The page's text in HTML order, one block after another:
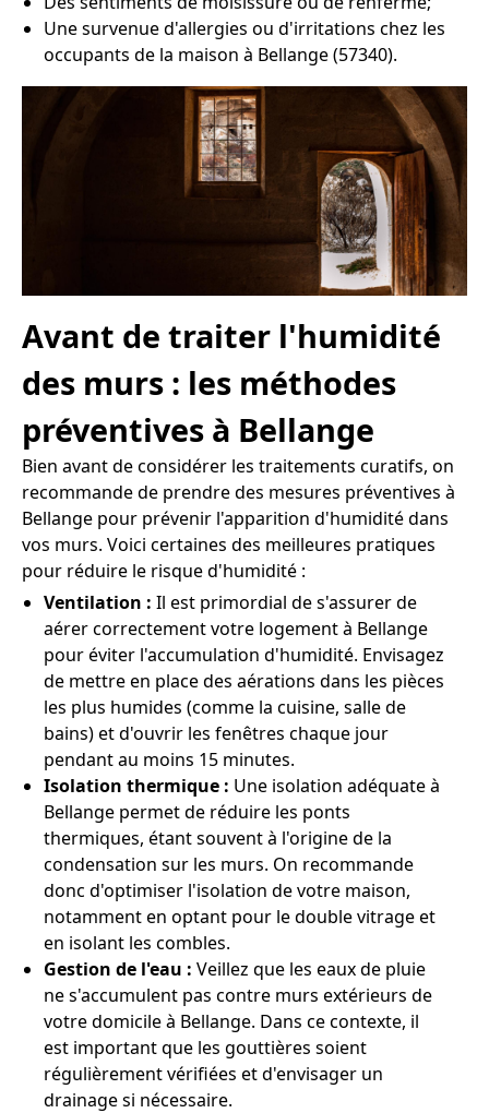
Une survenue d'allergies ou d'irritations chez les
occupants de la maison à Bellange (57340).
Avant de traiter l'humidité
des murs : les méthodes
préventives à Bellange
Bien avant de considérer les traitements curatifs, on
recommande de prendre des mesures préventives à
Bellange pour prévenir l'apparition d'humidité dans
vos murs. Voici certaines des meilleures pratiques
pour réduire le risque d'humidité :
Ventilation : Il est primordial de s'assurer de
aérer correctement votre logement à Bellange
pour éviter l'accumulation d'humidité. Envisagez
de mettre en place des aérations dans les pièces
les plus humides (comme la cuisine, salle de
bains) et d'ouvrir les fenêtres chaque jour
pendant au moins 15 minutes.
Isolation thermique : Une isolation adéquate à
Bellange permet de réduire les ponts
thermiques, étant souvent à l'origine de la
condensation sur les murs. On recommande
donc d'optimiser l'isolation de votre maison,
notamment en optant pour le double vitrage et
en isolant les combles.
Gestion de l'eau : Veillez que les eaux de pluie
ne s'accumulent pas contre murs extérieurs de
votre domicile à Bellange. Dans ce contexte, il
est important que les gouttières soient
régulièrement vérifiées et d'envisager un
drainage si nécessaire.